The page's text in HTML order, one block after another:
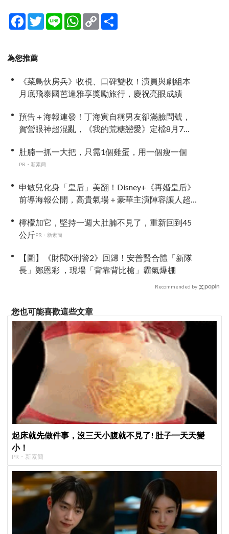
Facebook
TwitterLine WhatsApp
Copy
Link
為您推薦
《菜鳥伙房兵》收視、口碑雙收！演員與劇組本
月底飛泰國芭達雅享獎勵旅行，慶祝亮眼成績
預告＋海報連發！丁海寅自稱男友卻滿臉問號，
賀營眼神超混亂，《我的荒糖戀愛》定檔8月7
肚腩一抓一大把，只需1個雞蛋，用一個瘦一個
PR・新素簡
申敏兒化身「皇后」美翻！Disney+《再婚皇后》
前導海報公開，高貴氣場＋豪華主演陣容讓人超
檸檬加它，堅持一週大肚腩不見了，重新回到45
公斤PR・新素簡
【圖】《財閥X刑警2》回歸！安普賢合體「新隊
長」鄭恩彩 ，現場「背靠背比槍」霸氣爆棚
Recommended by
您也可能喜歡這些文章
起床就先做件事，沒三天小腹就不見了! 肚子一天天變
小！
PR・新素簡